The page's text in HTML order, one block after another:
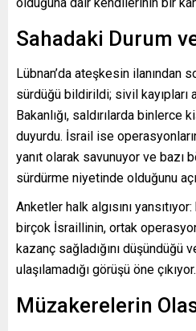
Sahadaki Durum
Lübnan’da ateşkesin ilanından
sürdüğü bildirildi; sivil kayıpları
Bakanlığı, saldırılarda binlerce
duyurdu. İsrail ise
yanıt olarak savunuyor ve bazı
sürdürme niyetinde olduğunu
Anketler halk algısını
birçok İsraillinin, ortak
kazanç sağladığını düşündüğü
ulaşılamadığı görüşü öne çıkıyor.
Müzakerelerin